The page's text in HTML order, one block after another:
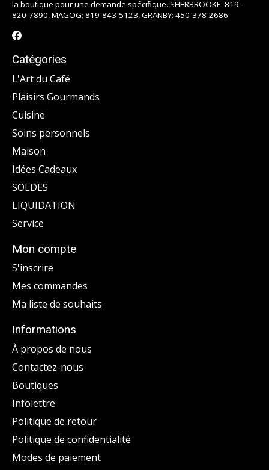
la boutique pour une demande spécifique. SHERBROOKE: 819-
820-7890, MAGOG: 819-843-5123, GRANBY: 450-378-2686
Catégories
L'Art du Café
Plaisirs Gourmands
Cuisine
Soins personnels
Maison
Idées Cadeaux
SOLDES
LIQUIDATION
Service
Mon compte
S'inscrire
Mes commandes
Ma liste de souhaits
Informations
À propos de nous
Contactez-nous
Boutiques
Infolettre
Politique de retour
Politique de confidentialité
Modes de paiement